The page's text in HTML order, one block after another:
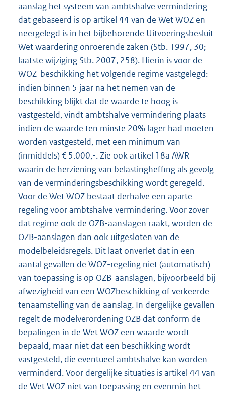
aanslag het systeem van ambtshalve vermindering
dat gebaseerd is op artikel 44 van de Wet WOZ en
neergelegd is in het bijbehorende Uitvoeringsbesluit
Wet waardering onroerende zaken (Stb. 1997, 30;
laatste wijziging Stb. 2007, 258). Hierin is voor de
WOZ-beschikking het volgende regime vastgelegd:
indien binnen 5 jaar na het nemen van de
beschikking blijkt dat de waarde te hoog is
vastgesteld, vindt ambtshalve vermindering plaats
indien de waarde ten minste 20% lager had moeten
worden vastgesteld, met een minimum van
(inmiddels) € 5.000,-. Zie ook artikel 18a AWR
waarin de herziening van belastingheffing als gevolg
van de verminderingsbeschikking wordt geregeld.
Voor de Wet WOZ bestaat derhalve een aparte
regeling voor ambtshalve vermindering. Voor zover
dat regime ook de OZB-aanslagen raakt, worden de
OZB-aanslagen dan ook uitgesloten van de
modelbeleidsregels. Dit laat onverlet dat in een
aantal gevallen de WOZ-regeling niet (automatisch)
van toepassing is op OZB-aanslagen, bijvoorbeeld bij
afwezigheid van een WOZbeschikking of verkeerde
tenaamstelling van de aanslag. In dergelijke gevallen
regelt de modelverordening OZB dat conform de
bepalingen in de Wet WOZ een waarde wordt
bepaald, maar niet dat een beschikking wordt
vastgesteld, die eventueel ambtshalve kan worden
verminderd. Voor dergelijke situaties is artikel 44 van
de Wet WOZ niet van toepassing en evenmin het